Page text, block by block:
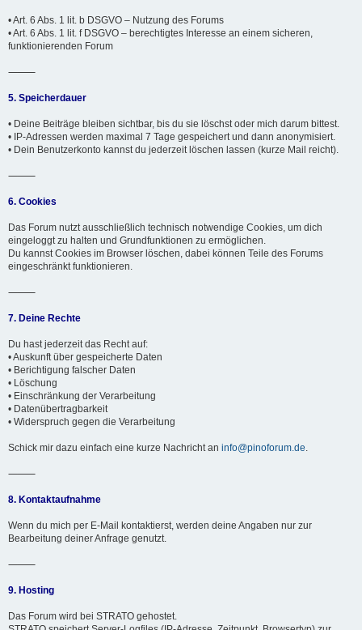
• Art. 6 Abs. 1 lit. b DSGVO – Nutzung des Forums
• Art. 6 Abs. 1 lit. f DSGVO – berechtigtes Interesse an einem sicheren,
funktionierenden Forum
⸻
5. Speicherdauer
• Deine Beiträge bleiben sichtbar, bis du sie löschst oder mich darum bittest.
• IP-Adressen werden maximal 7 Tage gespeichert und dann anonymisiert.
• Dein Benutzerkonto kannst du jederzeit löschen lassen (kurze Mail reicht).
⸻
6. Cookies
Das Forum nutzt ausschließlich technisch notwendige Cookies, um dich
eingeloggt zu halten und Grundfunktionen zu ermöglichen.
Du kannst Cookies im Browser löschen, dabei können Teile des Forums
eingeschränkt funktionieren.
⸻
7. Deine Rechte
Du hast jederzeit das Recht auf:
• Auskunft über gespeicherte Daten
• Berichtigung falscher Daten
• Löschung
• Einschränkung der Verarbeitung
• Datenübertragbarkeit
• Widerspruch gegen die Verarbeitung
Schick mir dazu einfach eine kurze Nachricht an info@pinoforum.de.
⸻
8. Kontaktaufnahme
Wenn du mich per E-Mail kontaktierst, werden deine Angaben nur zur
Bearbeitung deiner Anfrage genutzt.
⸻
9. Hosting
Das Forum wird bei STRATO gehostet.